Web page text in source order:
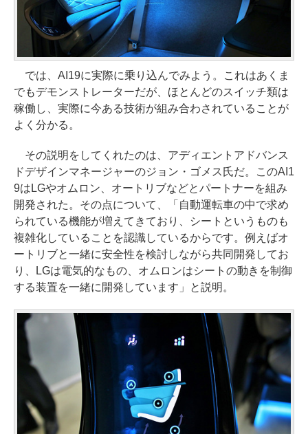
では、AI19に実際に乗り込んでみよう。これはあくま
でもデモンストレーターだが、ほとんどのスイッチ類は
稼働し、実際に今ある技術が組み合わされていることが
よく分かる。
その説明をしてくれたのは、アディエントアドバンス
ドデザインマネージャーのジョン・ゴメス氏だ。このAI1
9はLGやオムロン、オートリブなどとパートナーを組み
開発された。その点について、「自動運転車の中で求め
られている機能が増えてきており、シートというものも
複雑化していることを認識しているからです。例えばオ
ートリブと一緒に安全性を検討しながら共同開発してお
り、LGは電気的なもの、オムロンはシートの動きを制御
する装置を一緒に開発しています」と説明。